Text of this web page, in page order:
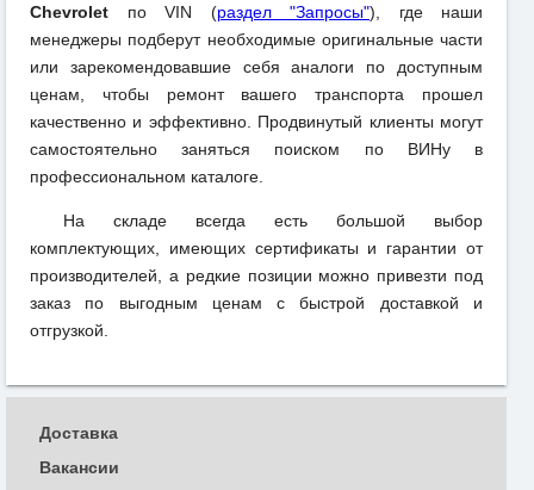
Chevrolet по VIN (раздел "Запросы"), где наши
менеджеры подберут необходимые оригинальные части
или зарекомендовавшие себя аналоги по доступным
ценам, чтобы ремонт вашего транспорта прошел
качественно и эффективно. Продвинутый клиенты могут
самостоятельно заняться поиском по ВИНу в
профессиональном каталоге.
На складе всегда есть большой выбор
комплектующих, имеющих сертификаты и гарантии от
производителей, а редкие позиции можно привезти под
заказ по выгодным ценам с быстрой доставкой и
отгрузкой.
Доставка
Вакансии